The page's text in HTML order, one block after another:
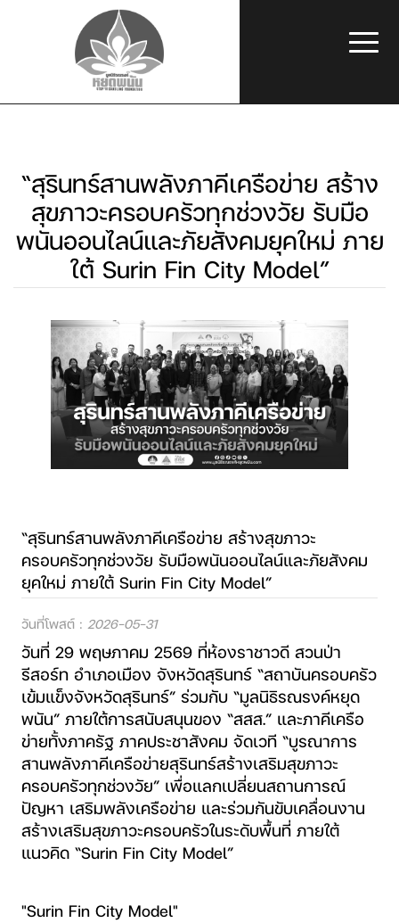
“สุรินทร์สานพลังภาคีเครือข่าย สร้าง
สุขภาวะครอบครัวทุกช่วงวัย รับมือ
พนันออนไลน์และภัยสังคมยุคใหม่ ภาย
ใต้ Surin Fin City Model”
“สุรินทร์สานพลังภาคีเครือข่าย สร้างสุขภาวะ
ครอบครัวทุกช่วงวัย รับมือพนันออนไลน์และภัยสังคม
ยุคใหม่ ภายใต้ Surin Fin City Model”
วันที่โพสต์ : 2026-05-31
วันที่ 29 พฤษภาคม 2569 ที่ห้องราชาวดี สวนป่า
รีสอร์ท อำเภอเมือง จังหวัดสุรินทร์ “สถาบันครอบครัว
เข้มแข็งจังหวัดสุรินทร์” ร่วมกับ “มูลนิธิรณรงค์หยุด
พนัน” ภายใต้การสนับสนุนของ “สสส.” และภาคีเครือ
ข่ายทั้งภาครัฐ ภาคประชาสังคม จัดเวที “บูรณาการ
สานพลังภาคีเครือข่ายสุรินทร์สร้างเสริมสุขภาวะ
ครอบครัวทุกช่วงวัย” เพื่อแลกเปลี่ยนสถานการณ์
ปัญหา เสริมพลังเครือข่าย และร่วมกันขับเคลื่อนงาน
สร้างเสริมสุขภาวะครอบครัวในระดับพื้นที่ ภายใต้
แนวคิด “Surin Fin City Model”
"Surin Fin City Model"